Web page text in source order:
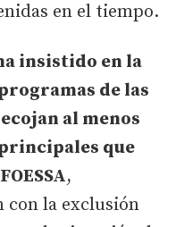
en el tiempo.
insistido en la
de las
al menos
que
,
con la exclusión